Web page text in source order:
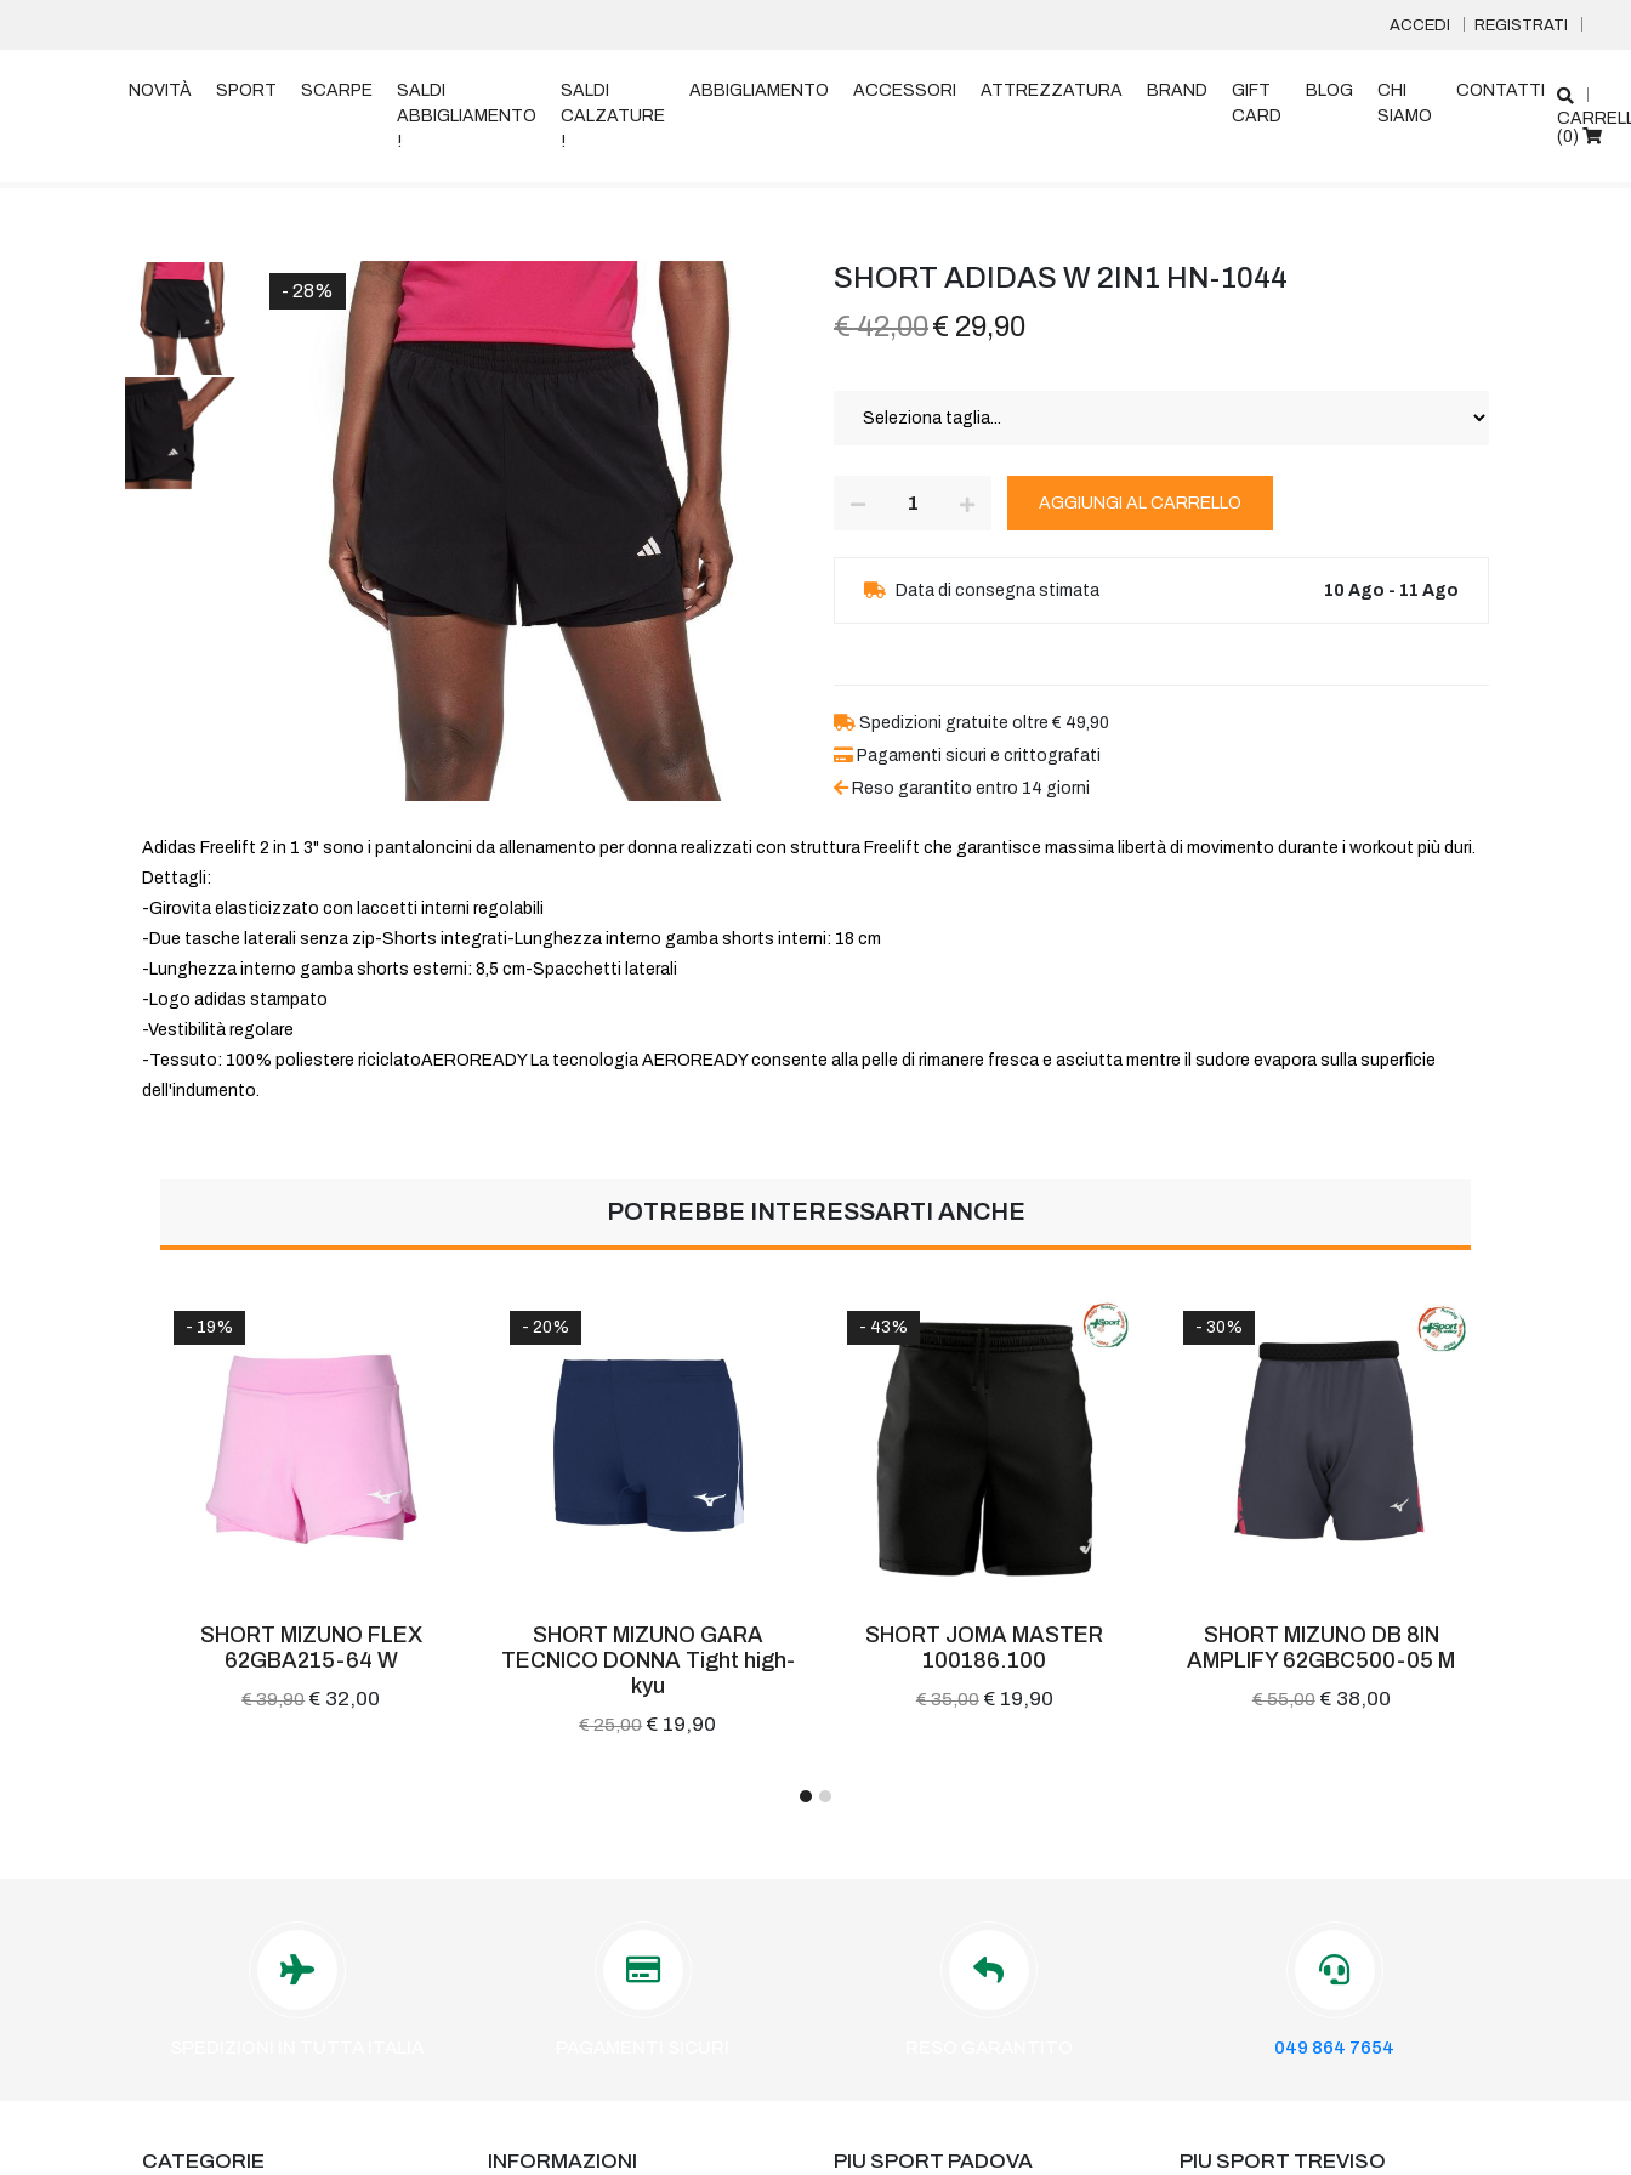
ACCEDI REGISTRATI
NOVITÀ SPORT SCARPE
SALDI
ABBIGLIAMENTO
!
SALDI
CALZATURE
!
ABBIGLIAMENTO ACCESSORI ATTREZZATURA BRAND
GIFT
CARD
BLOG
CHI
SIAMO
CONTATTI
(0)
- 28%
SHORT ADIDAS W 2IN1 HN-1044
€ 42,00€ 29,90
AGGIUNGI AL CARRELLO
Data di consegna stimata 10 Ago - 11 Ago
Spedizioni gratuite oltre € 49,90
Pagamenti sicuri e crittografati
Reso garantito entro 14 giorni
Adidas Freelift 2 in 1 3" sono i pantaloncini da allenamento per donna realizzati con struttura Freelift che garantisce massima libertà di movimento durante i workout più duri.
Dettagli:
-Girovita elasticizzato con laccetti interni regolabili
-Due tasche laterali senza zip-Shorts integrati-Lunghezza interno gamba shorts interni: 18 cm
-Lunghezza interno gamba shorts esterni: 8,5 cm-Spacchetti laterali
-Logo adidas stampato
-Vestibilità regolare
-Tessuto: 100% poliestere riciclatoAEROREADY La tecnologia AEROREADY consente alla pelle di rimanere fresca e asciutta mentre il sudore evapora sulla superficie
dell'indumento.
POTREBBE INTERESSARTI ANCHE
- 19%
SHORT MIZUNO FLEX
62GBA215-64 W
€ 39,90 € 32,00
- 20%
SHORT MIZUNO GARA
TECNICO DONNA Tight high-
kyu
€ 25,00 € 19,90
- 43%
SHORT JOMA MASTER
100186.100
€ 35,00 € 19,90
- 30%
SHORT MIZUNO DB 8IN
AMPLIFY 62GBC500-05 M
€ 55,00 € 38,00
049 864 7654
CATEGORIE INFORMAZIONI PIU SPORT PADOVA PIU SPORT TREVISO